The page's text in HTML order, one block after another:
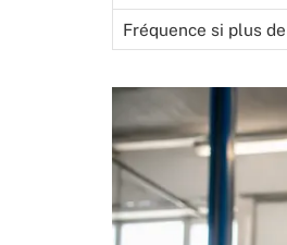
Fréquence si plus